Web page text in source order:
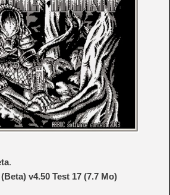
.
v4.50 Test 17 (7.7 Mo)